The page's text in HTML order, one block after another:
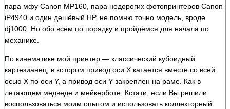
пара мфу Canon MP160, пара недорогих фотопринтеров Canon
iP4940 и один дешёвый HP, не помню точно модель, вроде
dj1000. Но обо всём по порядку и пройдёмся для начала по
механике.
По кинематике мой принтер — классический кубоидный
картезианец, в котором привод оси X катается вместе со всей
осью X по оси Y, а привод оси Y закреплен на раме. Как в
летающем медведе и мейкерботе. Кстати, если Вы решили
воспользоваться моим опытом и использовать коллекторный